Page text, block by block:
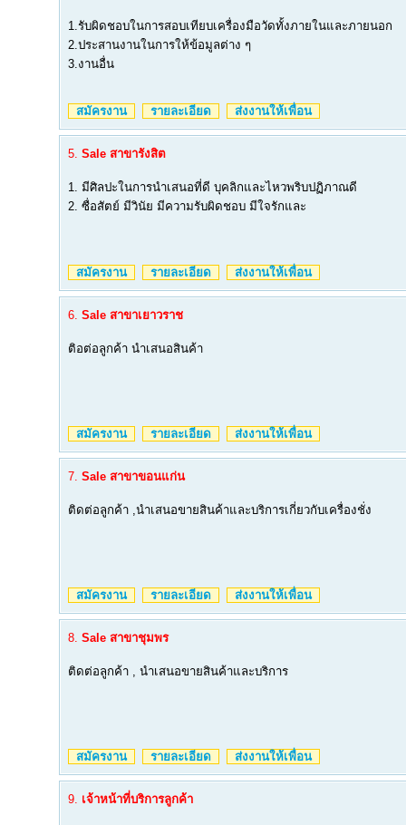
1.รับผิดชอบในการสอบเทียบเครื่องมือวัดทั้งภายในและภายนอก
2.ประสานงานในการให้ข้อมูลต่าง ๆ
3.งานอื่น
สมัครงาน รายละเอียด ส่งงานให้เพื่อน
5. Sale สาขารังสิต
1. มีศิลปะในการนำเสนอที่ดี บุคลิกและไหวพริบปฏิภาณดี
2. ซื่อสัตย์ มีวินัย มีความรับผิดชอบ มีใจรักและ
สมัครงาน รายละเอียด ส่งงานให้เพื่อน
6. Sale สาขาเยาวราช
ติอต่อลูกค้า นำเสนอสินค้า
สมัครงาน รายละเอียด ส่งงานให้เพื่อน
7. Sale สาขาขอนแก่น
ติดต่อลูกค้า ,นำเสนอขายสินค้าและบริการเกี่ยวกับเครื่องชั่ง
สมัครงาน รายละเอียด ส่งงานให้เพื่อน
8. Sale สาขาชุมพร
ติดต่อลูกค้า , นำเสนอขายสินค้าและบริการ
สมัครงาน รายละเอียด ส่งงานให้เพื่อน
9. เจ้าหน้าที่บริการลูกค้า